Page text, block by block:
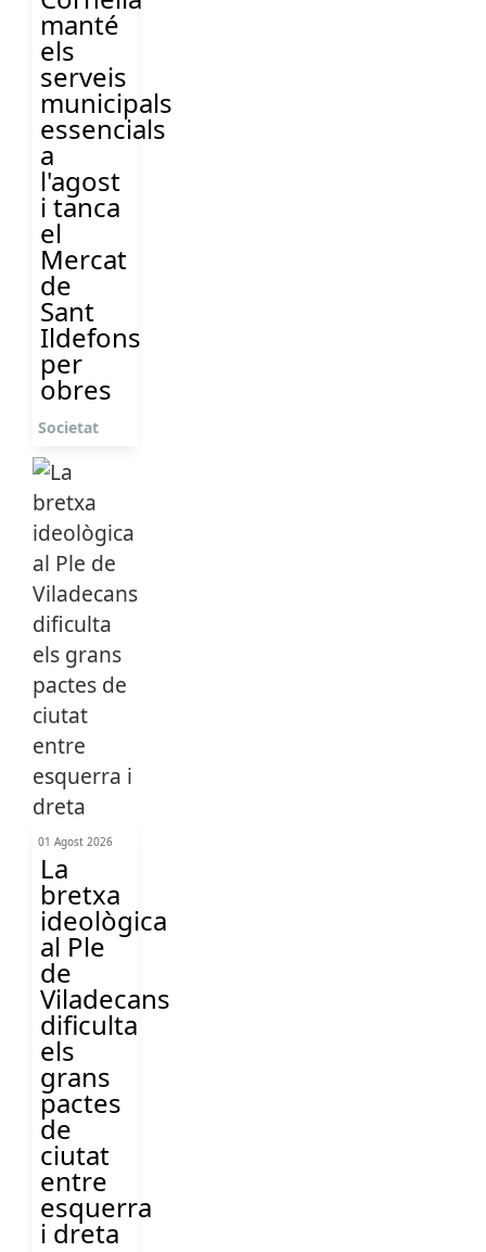
manté
els
serveis
municipals
essencials
a
l'agost
i tanca
el
Mercat
de
Sant
Ildefons
per
obres
Societat
01 Agost 2026
La
bretxa
ideològica
al Ple
de
Viladecans
dificulta
els
grans
pactes
de
ciutat
entre
esquerra
i dreta